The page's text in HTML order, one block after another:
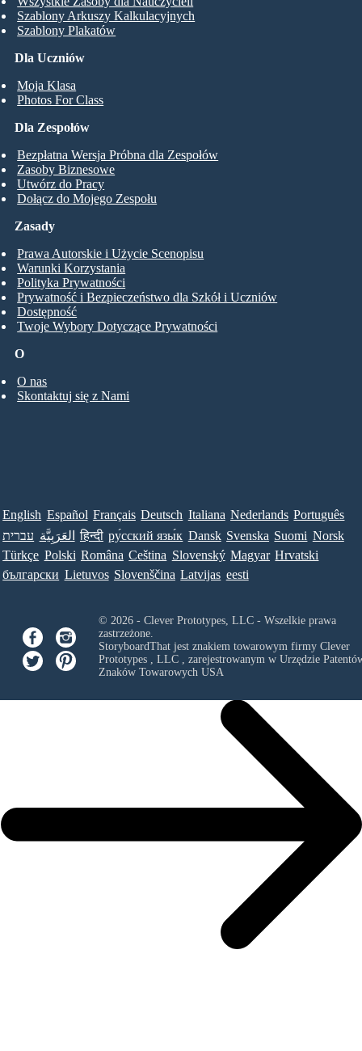
Dla Uczniów
Moja Klasa
Photos For Class
Szablony Arkuszy Kalkulacyjnych
Szablony Plakatów
Dla Zespołów
Bezpłatna Wersja Próbna dla Zespołów
Zasoby Biznesowe
Utwórz do Pracy
Dołącz do Mojego Zespołu
O
O nas
Skontaktuj się z Nami
Zasady
Prawa Autorskie i Użycie Scenopisu
Warunki Korzystania
Polityka Prywatności
Prywatność i Bezpieczeństwo dla Szkół i Uczniów
Dostępność
Twoje Wybory Dotyczące Prywatności
English Español Français Deutsch Italiana Nederlands Português
עברית العَرَبِيَّة हिन्दी ру́сский язы́к Dansk Svenska Suomi Norsk
Türkçe Polski Româna Ceština Slovenský Magyar Hrvatski
български Lietuvos Slovenščina Latvijas eesti
© 2026 - Clever Prototypes, LLC - Wszelkie prawa
zastrzeżone.
StoryboardThat jest znakiem towarowym firmy Clever
Prototypes , LLC, zarejestrowanym w Urzędzie
Znaków Towarowych USA